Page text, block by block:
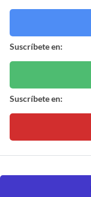
Suscríbete en:
Suscríbete en: